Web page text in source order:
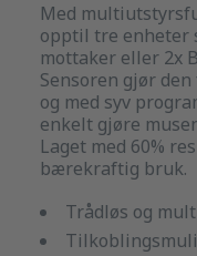
Med
opptil tre enheter
mottaker eller 2x
Sensoren gjør
og med syv
enkelt gjøre
Laget med 60%
bærekraftig bruk.
Trådløs og